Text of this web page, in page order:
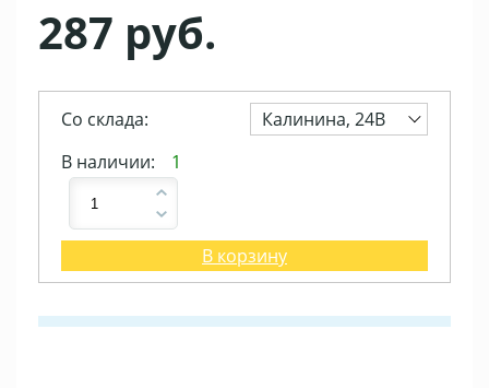
287 руб.
Со склада:
Калинина, 24В
В наличии:
1
В корзину